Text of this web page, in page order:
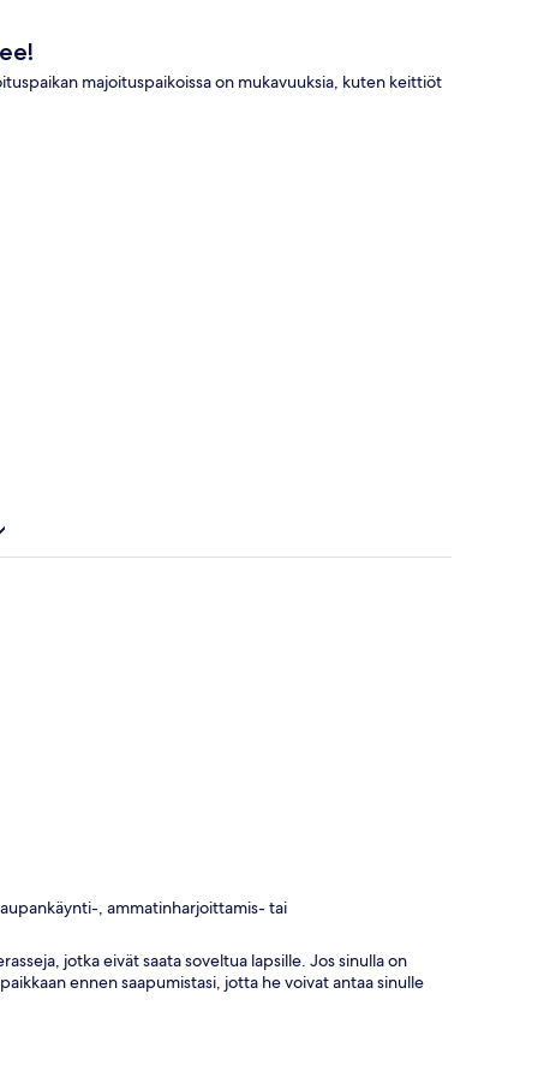
majoituspaikoissa on mukavuuksia, kuten keittiöt
, ammatinharjoittamis- tai
jotka eivät saata soveltua lapsille. Jos sinulla on
ennen saapumistasi, jotta he voivat antaa sinulle